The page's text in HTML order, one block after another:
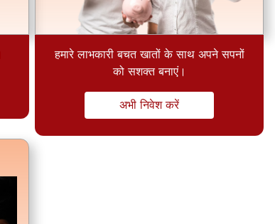
हमारे लाभकारी बचत खातों के साथ अपने सपनों
को सशक्त बनाएं।
अभी निवेश करें